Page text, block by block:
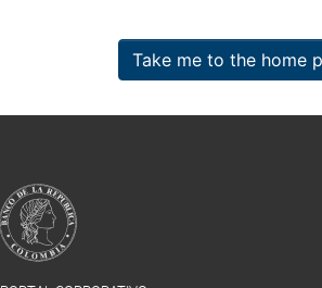
Take me to the home